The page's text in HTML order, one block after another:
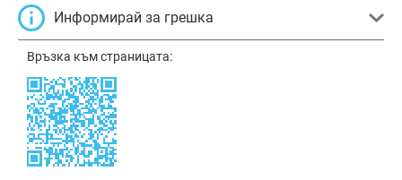
Информирай за грешка
Връзка към страницата: